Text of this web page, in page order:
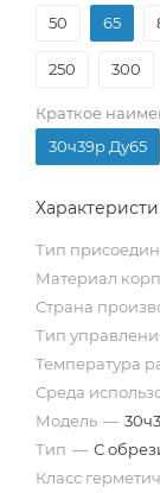
50
65
250 300
Краткое
30ч39р Ду65
Тип
Материал
Страна
Тип
Температура
Среда
Модель —
Тип — С
Класс